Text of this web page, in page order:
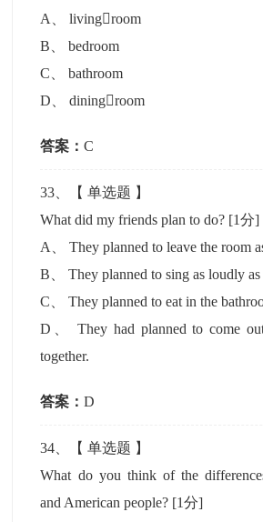
A
、livingroom
B 、bedroom
C 、bathroom
D 、diningroom
答案：C
33 、【单选题 】
What did my friends plan to do? [1分]
A
、They planned to leave the room
B 、They planned to sing as loudly
C 、They planned to eat in the
D
They had planned to come
together.
答案：D
34 、【单选题 】
What do you think of the
and American people? [1分]